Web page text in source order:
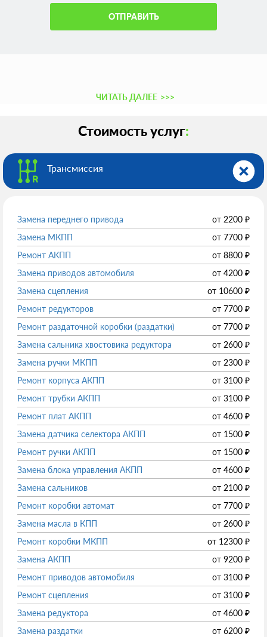
ОТПРАВИТЬ
ЧИТАТЬ ДАЛЕЕ >>>
Стоимость услуг:
Трансмиссия
Замена переднего привода от 2200 ₽
Замена МКПП
от 7700 ₽
Ремонт АКПП
от 8800 ₽
Замена приводов автомобиля
от 4200 ₽
Замена сцепления
от 10600 ₽
Ремонт редукторов
от 7700 ₽
Ремонт раздаточной коробки (раздатки)
от 7700 ₽
Замена сальника хвостовика редуктора
от 2600 ₽
Замена ручки МКПП
от 2300 ₽
Ремонт корпуса АКПП
от 3100 ₽
Ремонт трубки АКПП
от 3100 ₽
Ремонт плат АКПП
от 4600 ₽
Замена датчика селектора АКПП
от 1500 ₽
Ремонт ручки АКПП
от 1500 ₽
Замена блока управления АКПП
от 4600 ₽
Замена сальников
от 2100 ₽
Ремонт коробки автомат
от 7700 ₽
Замена масла в КПП
от 2600 ₽
Ремонт коробки МКПП
от 12300 ₽
Замена АКПП
от 9200 ₽
Ремонт приводов автомобиля
от 3100 ₽
Ремонт сцепления
от 3100 ₽
Замена редуктора
от 4600 ₽
Замена раздатки
от 6200 ₽